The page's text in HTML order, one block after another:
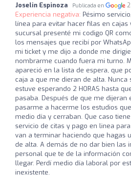
Joselin Espinoza Publicada en
Experiencia negativa: Pésimo
línea para evitar hacer filas en
sucursal presenté mi codigo QR
los mensajes que recibí por
mi ticket y me dijo a donde me
nombrarme cuando fuera mi turno.
apareció en la lista de espera, que
caja a que me dieran de alta. Nunca
estuve esperando 2 HORAS hasta
pasaba. Después de que me dijeran
pasarme a hacerme los estudios
medio día y cerraban. Que caso
servicio de citas y pago en linea
van a terminar haciendo que hagas
de alta. A demás de no dar bien las
personal que te de la información
llegar. Perdí medio día laboral por
inexistente.